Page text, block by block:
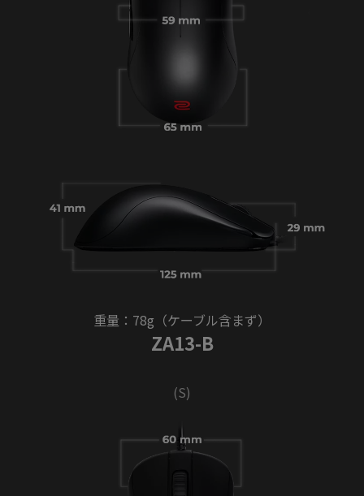
重量：78g（ケーブル含まず）
ZA13-B
(S)